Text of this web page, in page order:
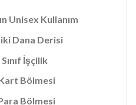
Unisex Kullanım
Dana Derisi
İşçilik
Bölmesi
Bölmesi